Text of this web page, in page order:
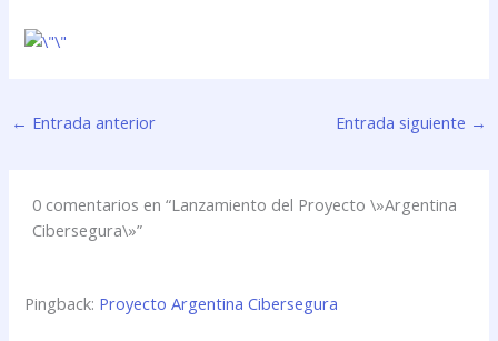
← Entrada anterior Entrada siguiente →
0 comentarios en “Lanzamiento del Proyecto \»Argentina
Cibersegura\»”
Pingback: Proyecto Argentina Cibersegura